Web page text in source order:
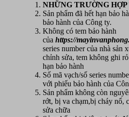
NHỮNG TRƯỜNG
Sản phẩm đã hết hạn bảo
bảo hành của Công ty.
Không có tem bảo hành
của https://
series number của nhà sản
chỉnh sửa, tem không ghi
hạn bảo hành
Số mã vạch/số series
với phiếu bảo hành của
Sản phẩm không còn
rớt, bị va chạm,bị cháy nổ,
sửa chữa